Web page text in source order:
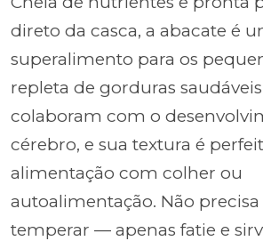
direto da casca, a abacate é
superalimento para os
repleta de gorduras
colaboram com o
cérebro, e sua textura é
alimentação com colher ou
autoalimentação. Não
temperar — apenas fatie e